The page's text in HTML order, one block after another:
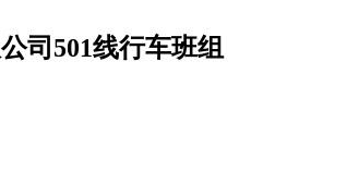
司501线行车班组